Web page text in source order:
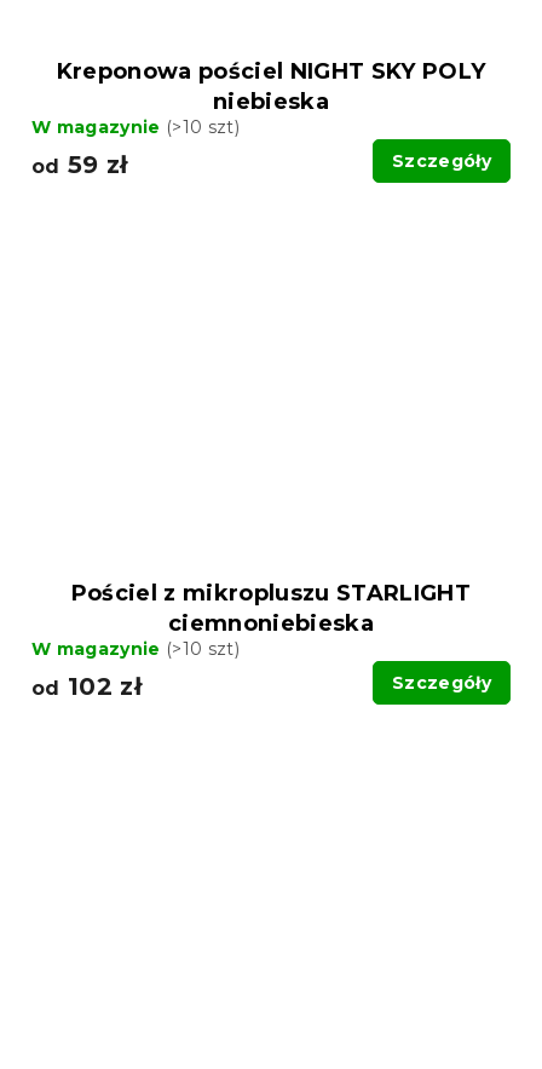
Kreponowa pościel NIGHT SKY POLY
niebieska
W magazynie (>10 szt)
od 59 zł Szczegóły
Pościel z mikropluszu STARLIGHT
ciemnoniebieska
W magazynie (>10 szt)
od 102 zł Szczegóły